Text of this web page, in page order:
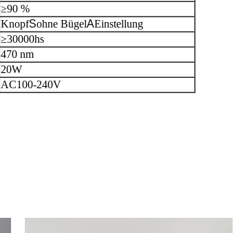
≥90 %
KnopfSohne BügelAEinstellung
≥30000hs
470 nm
20W
AC100-240V